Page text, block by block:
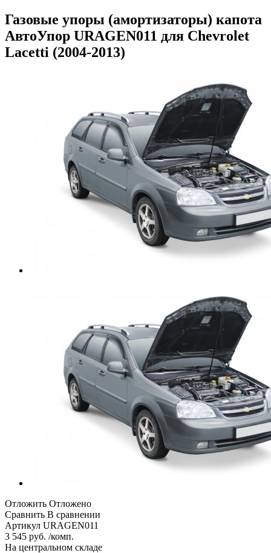
Газовые упоры (амортизаторы) капота
АвтоУпор URAGEN011 для Chevrolet
Lacetti (2004-2013)
Отложить Отложено
Сравнить В сравнении
Артикул URAGEN011
3 545 руб. /комп.
На центральном складе